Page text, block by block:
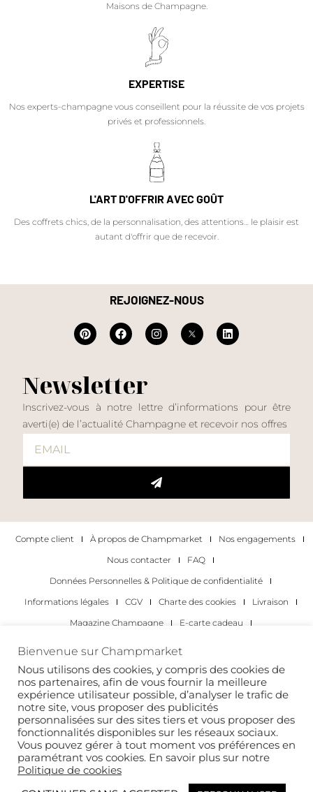
Maisons de Champagne.
EXPERTISE
Nos experts-champagne vous conseillent pour la réussite de vos projets
privés et professionnels.
L'ART D'OFFRIR AVEC GOÛT
Des coffrets chics, de la personnalisation, des attentions… le plaisir est
autant d'offrir que de recevoir.
REJOIGNEZ-NOUS
Newsletter
Inscrivez-vous à notre lettre d’informations pour être
averti(e) de l’actualité Champagne et recevoir nos offres
Compte client À propos de Champmarket
Nos engagements
Nous contacter
FAQ
Données Personnelles & Politique de confidentialité
Informations légales
CGV Charte des cookies
Livraison
Magazine Champagne
E-carte cadeau
Les occasions pour déguster du champagne
Pour les particuliers
Pour les entreprises
Copyright 2022 © tous droits réservés. Champmarket.
Bienvenue sur Champmarket
Nous utilisons des cookies, y compris des cookies de
nos partenaires, afin de vous fournir la meilleure
expérience utilisateur possible, d’analyser le trafic de
notre site, vous proposer des publicités
personnalisées sur des sites tiers et vous proposer des
fonctionnalités disponibles sur les réseaux sociaux.
Vous pouvez gérer à tout moment vos préférences en
paramétrant vos cookies. En savoir plus sur notre
Politique de cookies